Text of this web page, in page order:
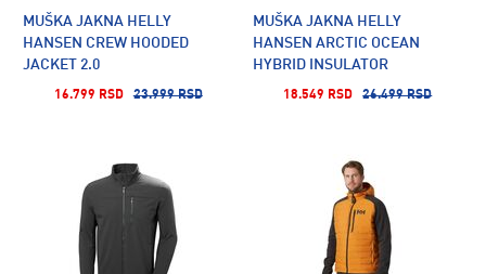
MUŠKA JAKNA HELLY
HANSEN CREW HOODED
JACKET 2.0
16.799 RSD 23.999 RSD
MUŠKA JAKNA HELLY
HANSEN ARCTIC OCEAN
HYBRID INSULATOR
18.549 RSD 26.499 RSD